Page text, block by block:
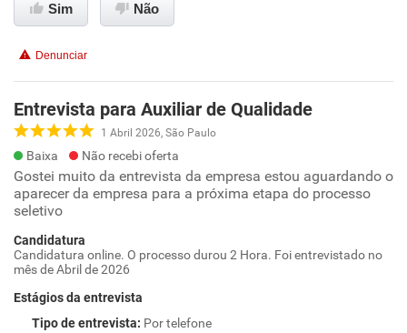
Sim Não
Denunciar
Entrevista para Auxiliar de Qualidade
1 Abril 2026, São Paulo
Baixa Não recebi oferta
Gostei muito da entrevista da empresa estou aguardando o
aparecer da empresa para a próxima etapa do processo
seletivo
Candidatura
Candidatura online. O processo durou 2 Hora. Foi entrevistado no
mês de Abril de 2026
Estágios da entrevista
Tipo de entrevista: Por telefone